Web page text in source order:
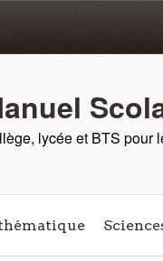
lycée et BTS pour